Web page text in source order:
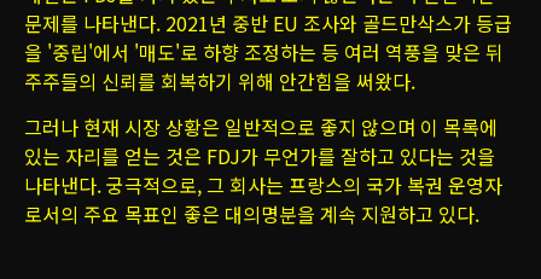
문제를 나타낸다. 2021년 중반 EU 조사와 골드만삭스가 등급
을 '중립'에서 '매도'로 하향 조정하는 등 여러 역풍을 맞은 뒤
주주들의 신뢰를 회복하기 위해 안간힘을 써왔다.
그러나 현재 시장 상황은 일반적으로 좋지 않으며 이 목록에
있는 자리를 얻는 것은 FDJ가 무언가를 잘하고 있다는 것을
나타낸다. 궁극적으로, 그 회사는 프랑스의 국가 복권 운영자
로서의 주요 목표인 좋은 대의명분을 계속 지원하고 있다.